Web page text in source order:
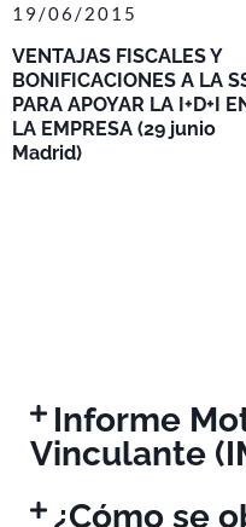
VENTAJAS FISCALES Y
BONIFICACIONES A LA
PARA APOYAR LA I+D+I
LA EMPRESA (29 junio
Madrid)
19/06/2015
Informe
Vinculante
¿Cómo se